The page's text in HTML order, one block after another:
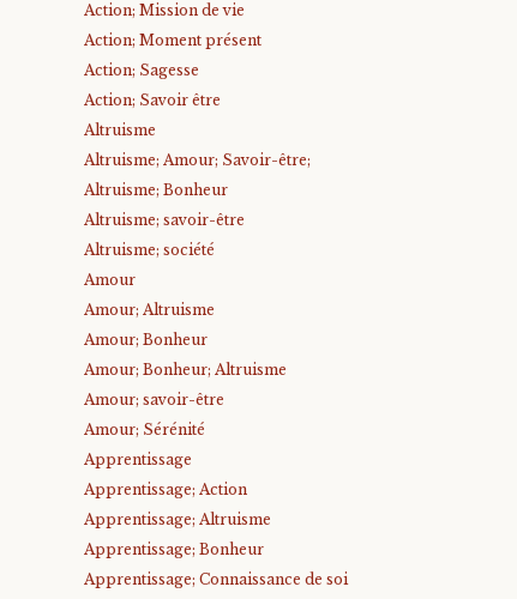
Action; Mission de vie
Action; Moment présent
Action; Sagesse
Action; Savoir être
Altruisme
Altruisme; Amour; Savoir-être;
Altruisme; Bonheur
Altruisme; savoir-être
Altruisme; société
Amour
Amour; Altruisme
Amour; Bonheur
Amour; Bonheur; Altruisme
Amour; savoir-être
Amour; Sérénité
Apprentissage
Apprentissage; Action
Apprentissage; Altruisme
Apprentissage; Bonheur
Apprentissage; Connaissance de soi